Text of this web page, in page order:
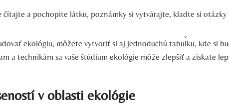
čítajte a pochopite látku, poznámky si vytvárajte, kladte si
ekológiu, môžete vytvoriť si aj jednoduchú tabuľku, kde si
a technikám sa vaše štúdium ekológie môže zlepšiť a získate
v oblasti ekológie